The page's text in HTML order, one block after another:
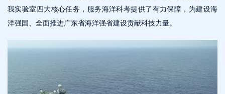
我实验室四大核心任务，服务海洋科考提供了有力保障，为建设海
洋强国、全面推进广东省海洋强省建设贡献科技力量。